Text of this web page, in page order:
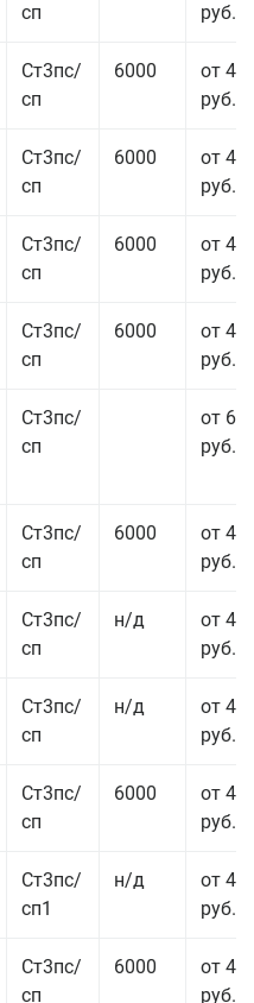
сп
руб.
Ст3пс/
сп
6000
от 43
руб.
Ст3пс/
сп
6000
от 43
руб.
Ст3пс/
сп
6000
от 43
руб.
Ст3пс/
сп
6000
от 43
руб.
Ст3пс/
сп
от 69
руб.
Ст3пс/
сп
6000
от 46
руб.
Ст3пс/
сп
н/д
от 44
руб.
Ст3пс/
сп
н/д
от 49
руб.
Ст3пс/
сп
6000
от 45
руб.
Ст3пс/
сп1
н/д
от 44
руб.
Ст3пс/
сп
6000
от 45
руб.